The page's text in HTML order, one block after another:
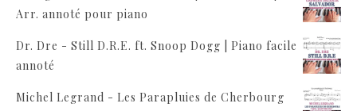
Arr. annoté pour piano
Dr. Dre - Still D.R.E. ft. Snoop Dogg | Piano facile
annoté
Michel Legrand - Les Parapluies de Cherbourg